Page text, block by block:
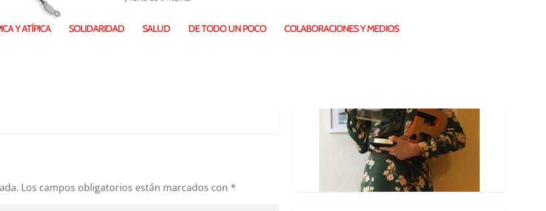
Y ATÍPICA SOLIDARIDAD SALUD DE TODO UN POCO COLABORACIONES Y MEDIOS
Los campos obligatorios están marcados con *